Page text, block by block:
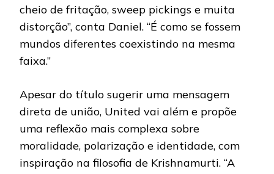
cheio de fritação, sweep pickings e muita
distorção”, conta Daniel. “É como se fossem
mundos diferentes coexistindo na mesma
faixa.”
Apesar do título sugerir uma mensagem
direta de união, United vai além e propõe
uma reflexão mais complexa sobre
moralidade, polarização e identidade, com
inspiração na filosofia de Krishnamurti. “A